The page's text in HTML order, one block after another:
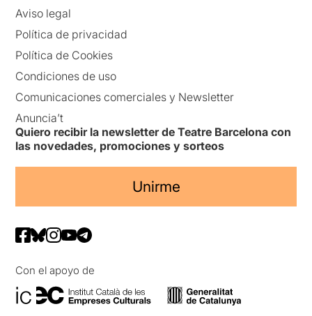
Aviso legal
Política de privacidad
Política de Cookies
Condiciones de uso
Comunicaciones comerciales y Newsletter
Anuncia’t
Quiero recibir la newsletter de Teatre Barcelona con
las novedades, promociones y sorteos
Unirme
Con el apoyo de